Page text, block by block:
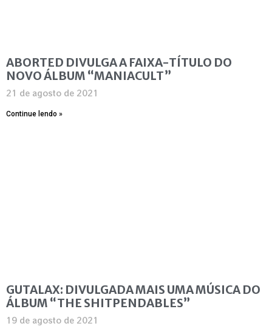
ABORTED DIVULGA A FAIXA-TÍTULO DO
NOVO ÁLBUM “MANIACULT”
21 de agosto de 2021
Continue lendo »
GUTALAX: DIVULGADA MAIS UMA MÚSICA DO
ÁLBUM “THE SHITPENDABLES”
19 de agosto de 2021